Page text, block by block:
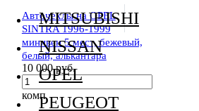
Авточехлы на OPEL
SINTRA 1996-1999
минивен 5 мест, бежевый,
белый, алькантара
10 000 руб.
комп
MITSUBISHI
NISSAN
OPEL
PEUGEOT